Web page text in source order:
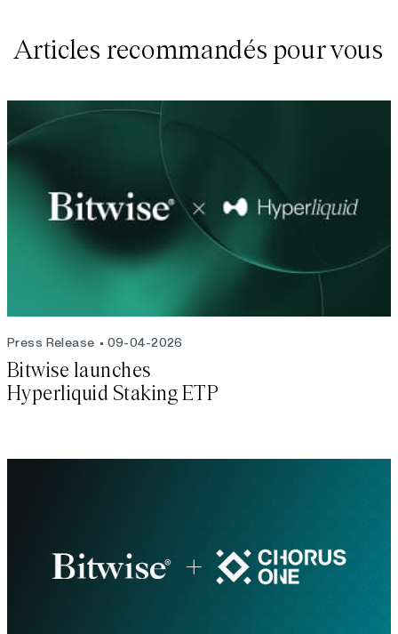
Articles recommandés pour vous
Press Release 09-04-2026
Bitwise launches
Hyperliquid Staking ETP